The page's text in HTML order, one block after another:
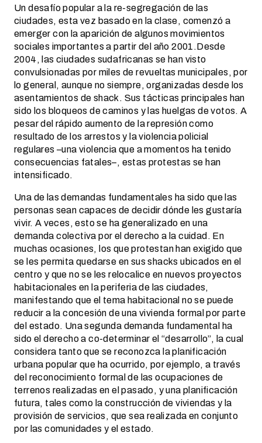
Un desafío popular a la re-segregación de las
ciudades, esta vez basado en la clase, comenzó a
emerger con la aparición de algunos movimientos
sociales importantes a partir del año 2001.Desde
2004, las ciudades sudafricanas se han visto
convulsionadas por miles de revueltas municipales, por
lo general, aunque no siempre, organizadas desde los
asentamientos de shack. Sus tácticas principales han
sido los bloqueos de caminos y las huelgas de votos. A
pesar del rápido aumento de la represión como
resultado de los arrestos y la violencia policial
regulares –una violencia que a momentos ha tenido
consecuencias fatales–, estas protestas se han
intensificado.
Una de las demandas fundamentales ha sido que las
personas sean capaces de decidir dónde les gustaría
vivir. A veces, esto se ha generalizado en una
demanda colectiva por el derecho a la cuidad. En
muchas ocasiones, los que protestan han exigido que
se les permita quedarse en sus shacks ubicados en el
centro y que no se les relocalice en nuevos proyectos
habitacionales en la periferia de las ciudades,
manifestando que el tema habitacional no se puede
reducir a la concesión de una vivienda formal por parte
del estado. Una segunda demanda fundamental ha
sido el derecho a co-determinar el “desarrollo”, la cual
considera tanto que se reconozca la planificación
urbana popular que ha ocurrido, por ejemplo, a través
del reconocimiento formal de las ocupaciones de
terrenos realizadas en el pasado, y una planificación
futura, tales como la construcción de viviendas y la
provisión de servicios, que sea realizada en conjunto
por las comunidades y el estado.